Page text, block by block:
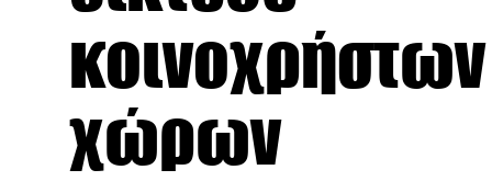
κοινοχρήστων
χώρων